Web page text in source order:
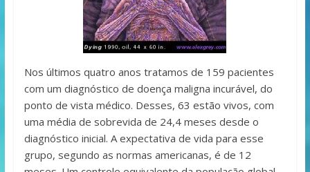
Nos últimos quatro anos tratamos de 159 pacientes
com um diagnóstico de doença maligna incurável, do
ponto de vista médico. Desses, 63 estão vivos, com
uma média de sobrevida de 24,4 meses desde o
diagnóstico inicial. A expectativa de vida para esse
grupo, segundo as normas americanas, é de 12